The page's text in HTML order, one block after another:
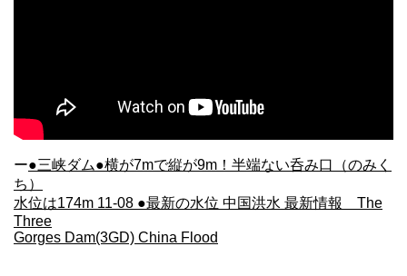
ー●三峡ダム●横が7mで縦が9m！半端ない呑み口（のみく
ち）
水位は174m 11-08 ●最新の水位 中国洪水 最新情報 The
Three
Gorges Dam(3GD) China Flood